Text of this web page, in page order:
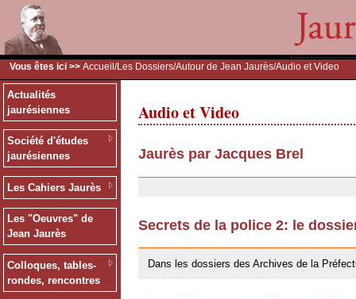
Vous êtes ici >> Accueil /Les Dossiers/Autour de Jean Jaurès/Audio et Video
Actualités
jaurésiennes
Société d'études
jaurésiennes
Les Cahiers Jaurès
Les "Oeuvres" de
Jean Jaurès
Colloques, tables-
rondes, rencontres
Audio et Video
Jaurès par Jacques Brel
Secrets de la police 2: le
Dans les dossiers des Archives de la